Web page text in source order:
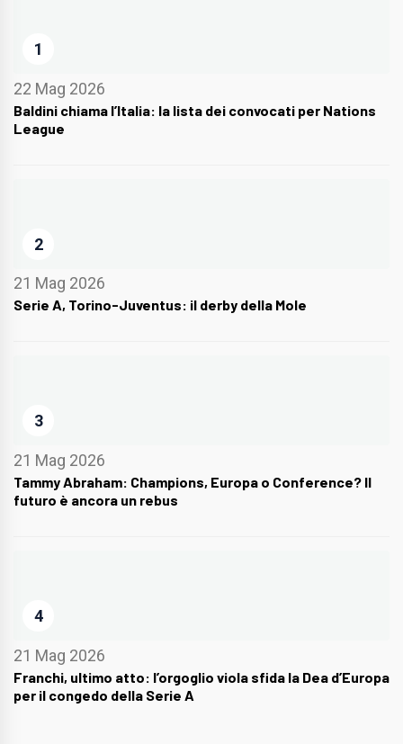
1
22 Mag 2026
Baldini chiama l’Italia: la lista dei convocati per Nations
League
2
21 Mag 2026
Serie A, Torino-Juventus: il derby della Mole
3
21 Mag 2026
Tammy Abraham: Champions, Europa o Conference? Il
futuro è ancora un rebus
4
21 Mag 2026
Franchi, ultimo atto: l’orgoglio viola sfida la Dea d’Europa
per il congedo della Serie A